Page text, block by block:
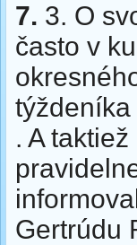
7. 3. O
často v
týždeníka
. A
Gertrúdu